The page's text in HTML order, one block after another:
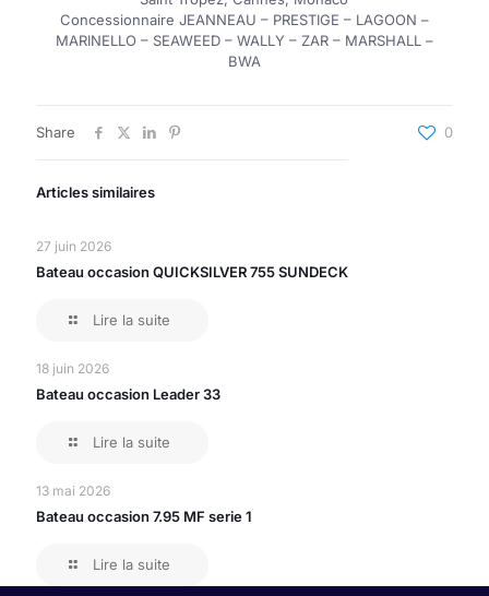
Concessionnaire JEANNEAU – PRESTIGE – LAGOON –
MARINELLO – SEAWEED – WALLY – ZAR – MARSHALL –
BWA
Share 0
Articles similaires
27 juin 2026
Bateau occasion QUICKSILVER 755 SUNDECK
Lire la suite
18 juin 2026
Bateau occasion Leader 33
Lire la suite
13 mai 2026
Bateau occasion 7.95 MF serie 1
Lire la suite